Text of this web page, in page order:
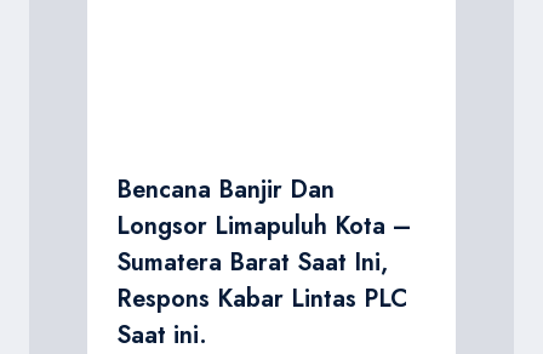
Bencana Banjir Dan
Longsor Limapuluh Kota –
Sumatera Barat Saat Ini,
Respons Kabar Lintas PLC
Saat ini.